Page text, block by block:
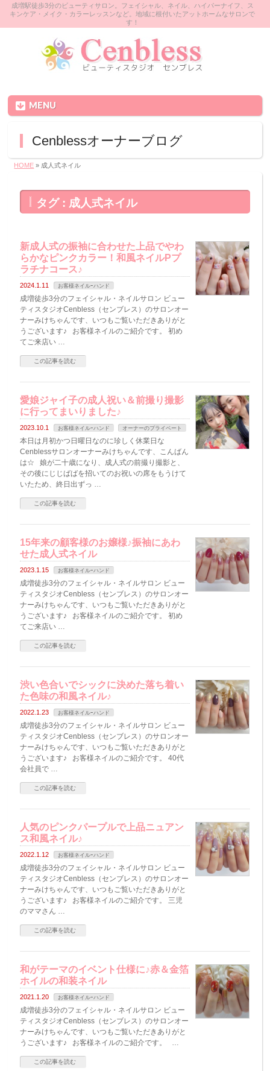
成増駅徒歩3分のビューティサロン。フェイシャル、ネイル、ハイパーナイフ、ス
キンケア・メイク・カラーレッスンなど。地域に根付いたアットホームなサロンで
す！
MENU
Cenblessオーナーブログ
HOME » 成人式ネイル
タグ : 成人式ネイル
新成人式の振袖に合わせた上品でやわ
らかなピンクカラー！和風ネイルPプ
ラチナコース♪
2024.1.11 お客様ネイルｰハンド
成増徒歩3分のフェイシャル・ネイルサロン ビュー
ティスタジオCenbless（センブレス）のサロンオー
ナーみけちゃんです、いつもご覧いただきありがと
うございます♪ お客様ネイルのご紹介です。 初め
てご来店い …
この記事を読む
愛娘ジャイ子の成人祝い＆前撮り撮影
に行ってまいりました♪
2023.10.1 お客様ネイルｰハンド オーナーのプライベート
本日は月初かつ日曜日なのに珍しく休業日な
Cenblessサロンオーナーみけちゃんです、こんばん
は☆ 娘が二十歳になり、成人式の前撮り撮影と、
その後にじじばばを招いてのお祝いの席をもうけて
いたため、終日出ずっ …
この記事を読む
15年来の顧客様のお嬢様♪振袖にあわ
せた成人式ネイル
2023.1.15 お客様ネイルｰハンド
成増徒歩3分のフェイシャル・ネイルサロン ビュー
ティスタジオCenbless（センブレス）のサロンオー
ナーみけちゃんです、いつもご覧いただきありがと
うございます♪ お客様ネイルのご紹介です。 初め
てご来店い …
この記事を読む
渋い色合いでシックに決めた落ち着い
た色味の和風ネイル♪
2022.1.23 お客様ネイルｰハンド
成増徒歩3分のフェイシャル・ネイルサロン ビュー
ティスタジオCenbless（センブレス）のサロンオー
ナーみけちゃんです、いつもご覧いただきありがと
うございます♪ お客様ネイルのご紹介です。 40代
会社員で …
この記事を読む
人気のピンクパープルで上品ニュアン
ス和風ネイル♪
2022.1.12 お客様ネイルｰハンド
成増徒歩3分のフェイシャル・ネイルサロン ビュー
ティスタジオCenbless（センブレス）のサロンオー
ナーみけちゃんです、いつもご覧いただきありがと
うございます♪ お客様ネイルのご紹介です。 三児
のママさん …
この記事を読む
和がテーマのイベント仕様に♪赤＆金箔
ホイルの和装ネイル
2021.1.20 お客様ネイルｰハンド
成増徒歩3分のフェイシャル・ネイルサロン ビュー
ティスタジオCenbless（センブレス）のサロンオー
ナーみけちゃんです、いつもご覧いただきありがと
うございます♪ お客様ネイルのご紹介です。 …
この記事を読む